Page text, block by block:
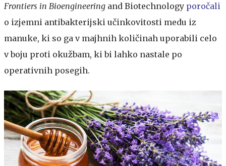
Frontiers in Bioengineering and Biotechnology poročali
o izjemni antibakterijski učinkovitosti medu iz
manuke, ki so ga v majhnih količinah uporabili celo
v boju proti okužbam, ki bi lahko nastale po
operativnih posegih.